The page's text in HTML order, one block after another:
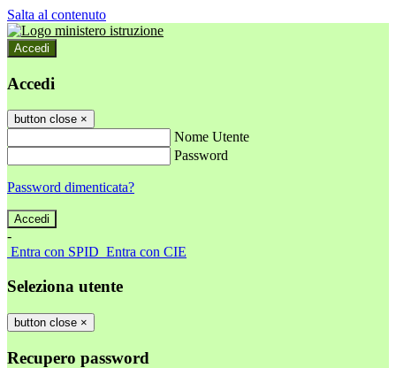
Salta al contenuto
Accedi
Accedi
button close ×
Nome Utente
Password
Password dimenticata?
-
Entra con SPID Entra con CIE
Seleziona utente
button close ×
Recupero password